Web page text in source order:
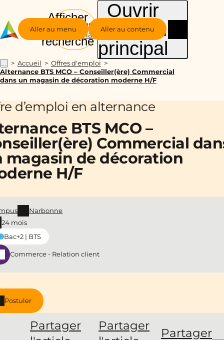
Aller au menu Aller au contenu
Groupe
Alternance
Afficher
la
recherche
Ouvrir
le menu
principal
... Accueil
Offres d'emploi
Alternance BTS MCO – Conseiller(ère) Commercial
dans un magasin de décoration moderne H/F
d’emploi en alternance
BTS MCO –
Commercial
magasin de décoration
H/F
Postuler
Partager
Partager
Partager
Narbonne
24 mois
Bac+2 | BTS
Commerce - Relation client